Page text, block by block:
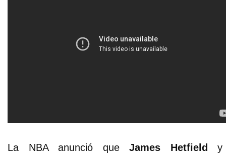
La NBA anunció queJames Hetfield